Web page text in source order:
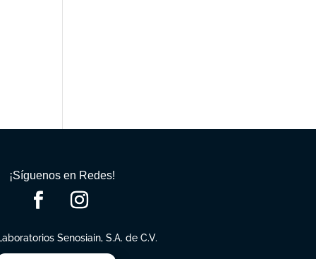
¡Síguenos en Redes!
Senosiain, S.A. de C.V.